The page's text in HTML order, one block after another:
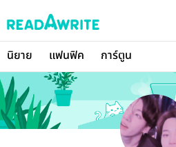
นิยาย แฟนฟิค การ์ตูน